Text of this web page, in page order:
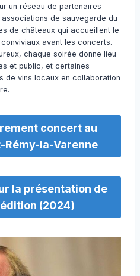
un réseau de partenaires
de sauvegarde du
de châteaux qui accueillent le
avant les concerts.
chaque soirée donne lieu
et public, et certaines
de vins locaux en collaboration
concert au
Rémy-la-Varenne
la présentation de
(2024)